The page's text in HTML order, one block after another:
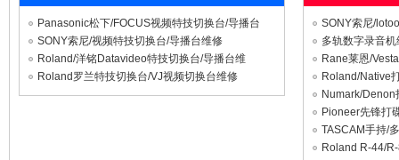
Panasonic松下/FOCUS视频特技切换台/导播台
SONY索尼/视频特技切换台/导播台维修
Roland/洋铭Datavideo特技切换台/导播台维
Roland罗兰特技切换台/VJ视频切换台维修
SONY索尼/
多轨数字录音
Rane莱恩/
Roland/Native
Numark/Denon
Pioneer先锋打
TASCAM手持/
Roland R-44/